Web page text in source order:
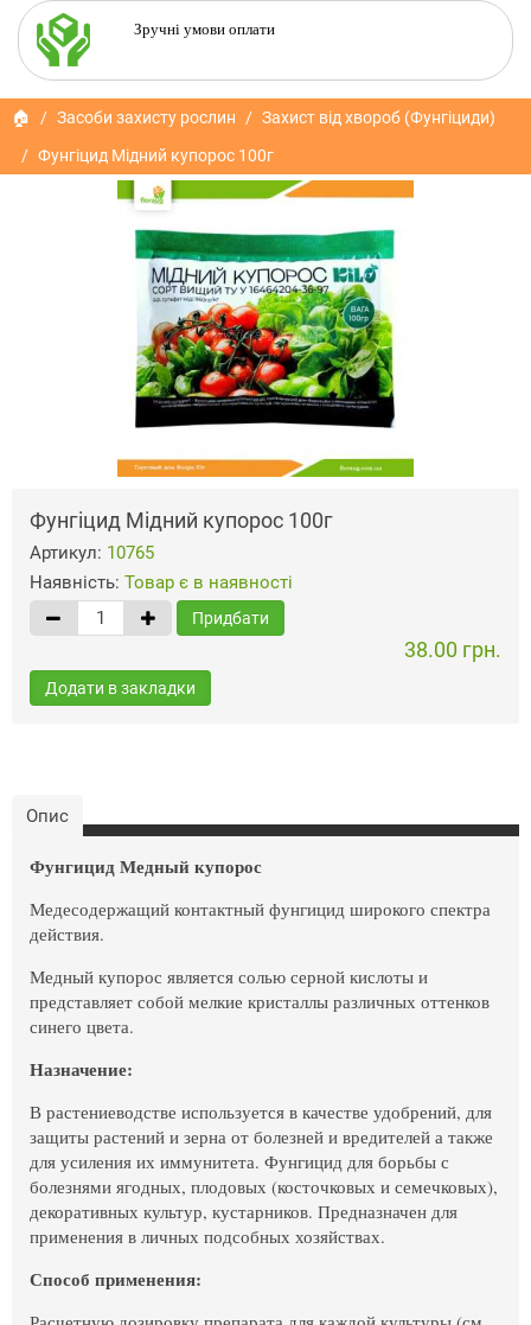
Зручні умови оплати
🏠 Засоби захисту рослин
Захист від хвороб (Фунгіциди)
Фунгіцид Мідний купорос 100г
Фунгіцид Мідний купорос 100г
Артикул: 10765
Наявність: Товар є в наявності
Придбати
38.00 грн.
Додати в закладки
Опис
Фунгицид Медный купорос
Медесодержащий контактный фунгицид широкого спектра
действия.
Медный купорос является солью серной кислоты и
представляет собой мелкие кристаллы различных оттенков
синего цвета.
Назначение:
В растениеводстве используется в качестве удобрений, для
защиты растений и зерна от болезней и вредителей а также
для усиления их иммунитета. Фунгицид для борьбы с
болезнями ягодных, плодовых (косточковых и семечковых),
декоративных культур, кустарников. Предназначен для
применения в личных подсобных хозяйствах.
Способ применения: